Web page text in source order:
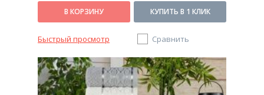
В КОРЗИНУ КУПИТЬ В 1 КЛИК
Быстрый просмотр Сравнить